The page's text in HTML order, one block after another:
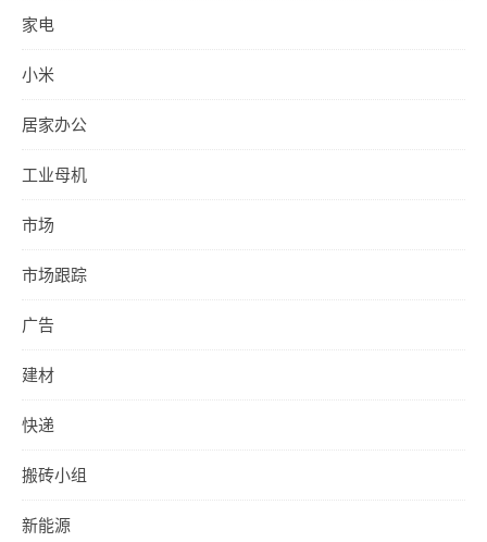
家电
小米
居家办公
工业母机
市场
市场跟踪
广告
建材
快递
搬砖小组
新能源